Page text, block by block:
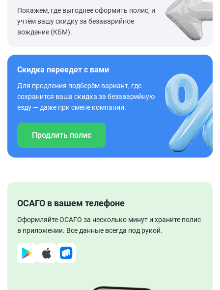
Покажем, где выгоднее оформить полис, и
учтём вашу скидку за безаварийное
вождение (КБМ).
Скидка переедет с вами
Для продления подберём вариант, где
сохранится ваша скидка за безаварийную
езду — даже при смене компании.
Продлить полис
ОСАГО в вашем телефоне
Оформляйте ОСАГО за несколько минут и храните полис
в приложении. Все данные всегда под рукой.